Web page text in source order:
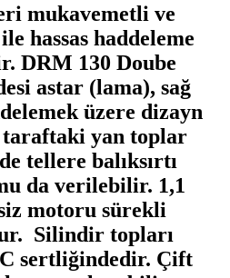
mukavemetli ve
hassas haddeleme
DRM 130 Doube
astar (lama), sağ
üzere dizayn
yan toplar
tellere balıksırtı
da verilebilir. 1,1
motoru sürekli
Silindir topları
sertliğindedir. Çift